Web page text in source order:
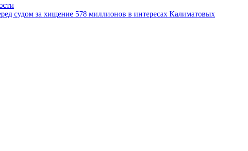
судом за хищение 578 миллионов в интересах Калиматовых